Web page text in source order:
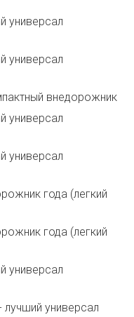
универсал
универсал
внедорожник
универсал
универсал
года (легкий
года (легкий
универсал
лучший универсал